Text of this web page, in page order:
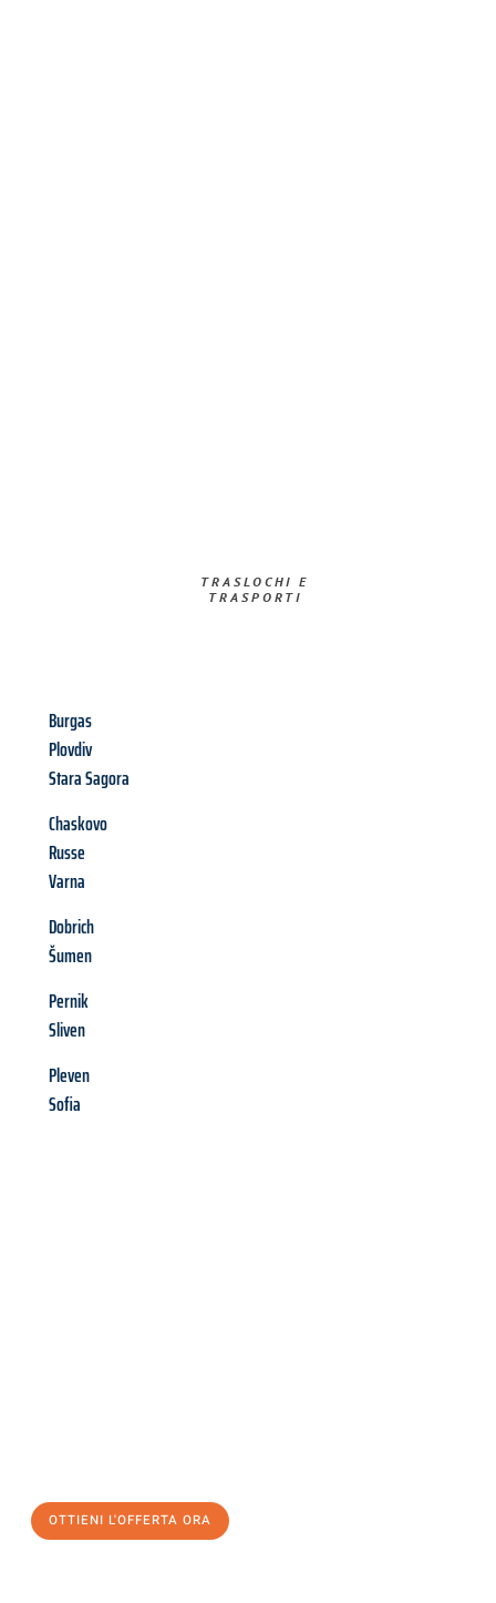
TRASLOCHI E
TRASPORTI​
Burgas
Plovdiv
Stara Sagora
Chaskovo
Russe
Varna
Dobrich
Šumen
Pernik
Sliven
Pleven
Sofia
OTTIENI L'OFFERTA ORA